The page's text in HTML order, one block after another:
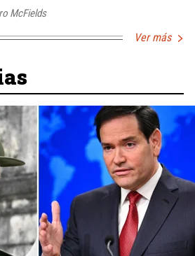
McFields
Ver más